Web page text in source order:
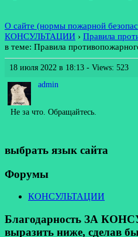
О сайте (нормы пожарной
КОНСУЛЬТАЦИИ › Правила
в теме: Правила
18 июля 2022 в 18:13 - Views: 523
admin
Не за что. Обращайтесь.
выбрать язык сайта
Форумы
КОНСУЛЬТАЦИИ
Благодарность ЗА
выразить ниже, сделав